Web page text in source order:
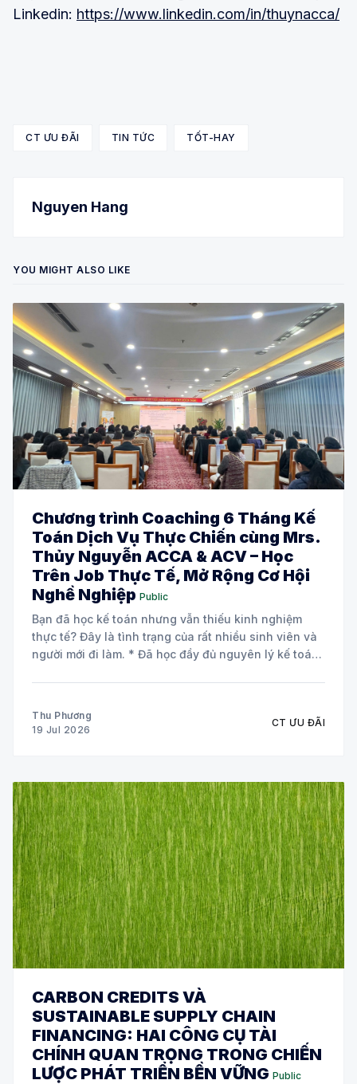
Linkedin: https://www.linkedin.com/in/thuynacca/
CT ƯU ĐÃI TIN TỨC TỐT-HAY
Nguyen Hang
YOU MIGHT ALSO LIKE
Chương trình Coaching 6 Tháng Kế
Toán Dịch Vụ Thực Chiến cùng Mrs.
Thủy Nguyễn ACCA & ACV – Học
Trên Job Thực Tế, Mở Rộng Cơ Hội
Nghề Nghiệp Public
Bạn đã học kế toán nhưng vẫn thiếu kinh nghiệm
thực tế? Đây là tình trạng của rất nhiều sinh viên và
người mới đi làm. * Đã học đầy đủ nguyên lý kế toán
Thu Phương
19 Jul 2026
CT ƯU ĐÃI
CARBON CREDITS VÀ
SUSTAINABLE SUPPLY CHAIN
FINANCING: HAI CÔNG CỤ TÀI
CHÍNH QUAN TRỌNG TRONG CHIẾN
LƯỢC PHÁT TRIỂN BỀN VỮNG Public